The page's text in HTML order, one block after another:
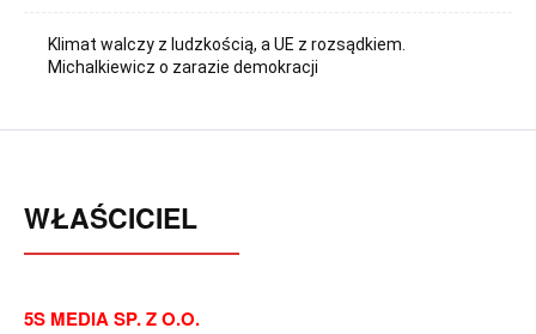
Klimat walczy z ludzkością, a UE z rozsądkiem.
Michalkiewicz o zarazie demokracji
WŁAŚCICIEL
5S MEDIA SP. Z O.O.